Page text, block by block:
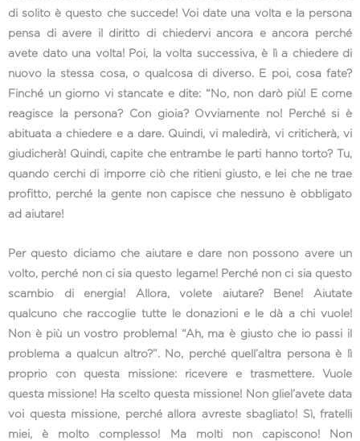
di solito è questo che succede! Voi date una volta e la persona
pensa di avere il diritto di chiedervi ancora e ancora perché
avete dato una volta! Poi, la volta successiva, è lì a chiedere di
nuovo la stessa cosa, o qualcosa di diverso. E poi, cosa fate?
Finché un giorno vi stancate e dite: “No, non darò più! E come
reagisce la persona? Con gioia? Ovviamente no! Perché si è
abituata a chiedere e a dare. Quindi, vi maledirà, vi criticherà, vi
giudicherà! Quindi, capite che entrambe le parti hanno torto? Tu,
quando cerchi di imporre ciò che ritieni giusto, e lei che ne trae
profitto, perché la gente non capisce che nessuno è obbligato
ad aiutare!
Per questo diciamo che aiutare e dare non possono avere un
volto, perché non ci sia questo legame! Perché non ci sia questo
scambio di energia! Allora, volete aiutare? Bene! Aiutate
qualcuno che raccoglie tutte le donazioni e le dà a chi vuole!
Non è più un vostro problema! “Ah, ma è giusto che io passi il
problema a qualcun altro?”. No, perché quell’altra persona è lì
proprio con questa missione: ricevere e trasmettere. Vuole
questa missione! Ha scelto questa missione! Non gliel’avete data
voi questa missione, perché allora avreste sbagliato! Sì, fratelli
miei, è molto complesso! Ma molti non capiscono! Non